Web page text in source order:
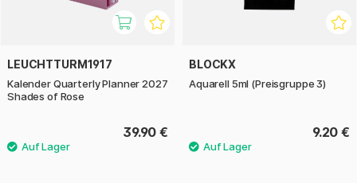
LEUCHTTURM1917
Kalender Quarterly Planner 2027
Shades of Rose
39.90 €
BLOCKX
Aquarell 5ml (Preisgruppe 3)
9.20 €